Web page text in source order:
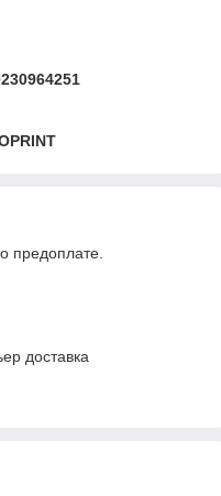
предоплате.
доставка